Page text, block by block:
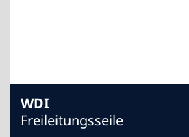
WDI
Freileitungsseile